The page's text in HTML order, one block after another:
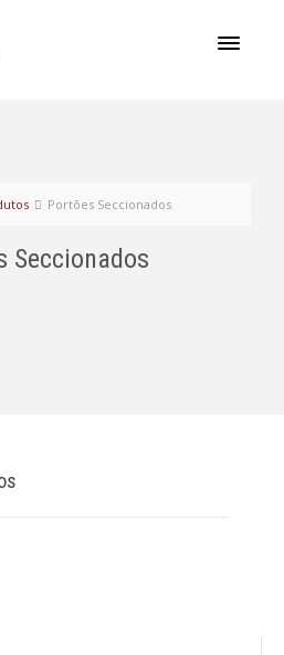
Portões Seccionados
Seccionados